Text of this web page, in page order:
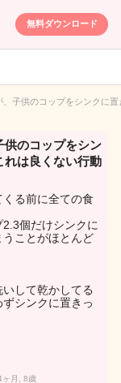
無料ダウンロード
、子供のコップをシンクに
供のコップをシン
れは良くない行動
る前に全ての食
個だけシンクに
ことがほとんど
して乾かしてる
シンクに置きっ
ヶ月, 8歳